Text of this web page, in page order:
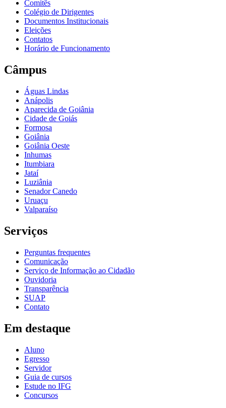
Comitês
Colégio de Dirigentes
Documentos Institucionais
Eleições
Contatos
Horário de Funcionamento
Câmpus
Águas Lindas
Anápolis
Aparecida de Goiânia
Cidade de Goiás
Formosa
Goiânia
Goiânia Oeste
Inhumas
Itumbiara
Jataí
Luziânia
Senador Canedo
Uruaçu
Valparaíso
Serviços
Perguntas frequentes
Comunicação
Serviço de Informação ao Cidadão
Ouvidoria
Transparência
SUAP
Contato
Em destaque
Aluno
Egresso
Servidor
Guia de cursos
Estude no IFG
Concursos